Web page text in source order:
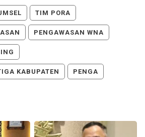
TIM PORA
PENGAWASAN WNA
KABUPATEN PENGA